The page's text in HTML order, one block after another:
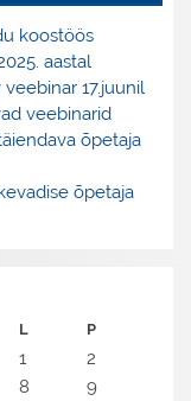
koostöös
aastal
17.juunil
veebinarid
õpetaja
õpetaja
L P
1
2
8
9